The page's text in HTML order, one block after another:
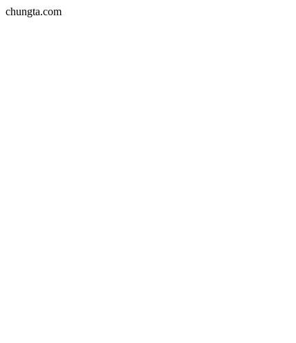
chungta.com